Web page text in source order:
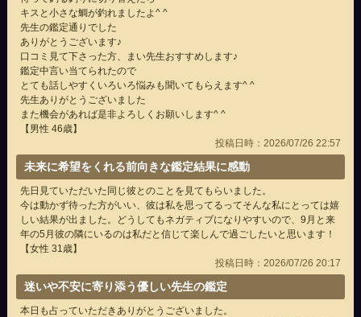
キスと小さな鯛が釣れましたよ^ ^
先生の鑑定通りでした
ありがとうございます♪
口コミ見て下さった方、まい先生おすすめします♪
鑑定中言い当てられたので
とても話しやすくいろいろ悩みも聞いてもらえます^ ^
先生ありがとうございました
また機会があれば是非よろしくお願いします^ ^
【男性 46歳】
投稿日時：2026/07/26 22:57
未来に希望をくれる前向きな鑑定結果に感動
先日見ていただいた同じ彼とのことを見てもらいました。
今は動かず待った方がいい、彼は私を思ってるってそんな私にとっては嬉
しい結果が出ました。どうしてもネガティブになりやすいので、9月と来
年の5月彼の隣にいるのは私だと信じて楽しんで過ごしたいと思います！
【女性 31歳】
投稿日時：2026/07/26 20:17
迷いや不安に寄り添う優しい先生の鑑定
本日も占っていただきありがとうございました。